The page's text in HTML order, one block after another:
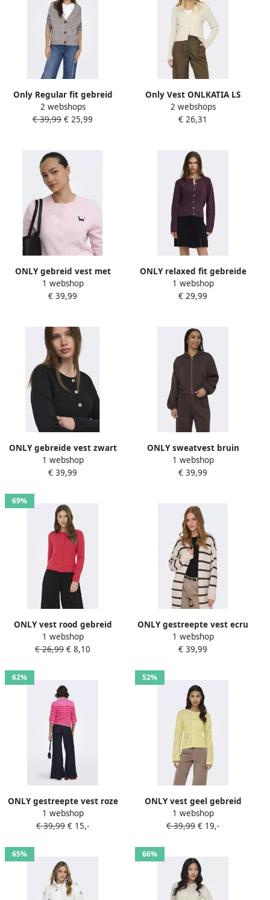
Only Regular fit gebreid
jack met diepe V-hals model
'ZOEY'
2 webshops
€ 39,99 € 25,99
Only Vest ONLKATIA LS
CABLE V-NECK CARDIGAN
CC KNT
2 webshops
€ 26,31
ONLY gebreid vest met
borduursels en wol
lichtroze
1 webshop
€ 39,99
ONLY relaxed fit gebreide
dip-dye vest paars
1 webshop
€ 29,99
ONLY gebreide vest zwart
1 webshop
€ 39,99
ONLY sweatvest bruin
1 webshop
€ 39,99
69%
ONLY vest rood gebreid
1 webshop
€ 26,99 € 8,10
ONLY gestreepte vest ecru
gebreid
1 webshop
€ 39,99
62%
ONLY gestreepte vest roze
gebreid
1 webshop
€ 39,99 € 15,-
52%
ONLY vest geel gebreid
1 webshop
€ 39,99 € 19,-
65% 66%